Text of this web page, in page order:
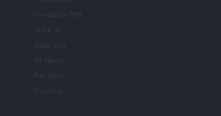
Investindo 365
Think.es
Viajar 365
ES Newz
Encocina